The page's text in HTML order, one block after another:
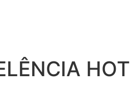
HOT